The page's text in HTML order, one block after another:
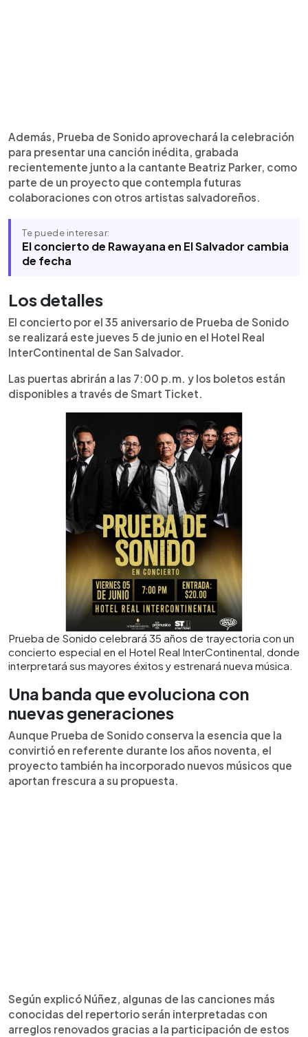
Además, Prueba de Sonido aprovechará la celebración
para presentar una canción inédita, grabada
recientemente junto a la cantante Beatriz Parker, como
parte de un proyecto que contempla futuras
colaboraciones con otros artistas salvadoreños.
Te puede interesar:
El concierto de Rawayana en El Salvador cambia
de fecha
Los detalles
El concierto por el 35 aniversario de Prueba de Sonido
se realizará este jueves 5 de junio en el Hotel Real
InterContinental de San Salvador.
Las puertas abrirán a las 7:00 p.m. y los boletos están
disponibles a través de Smart Ticket.
Prueba de Sonido celebrará 35 años de trayectoria con un
concierto especial en el Hotel Real InterContinental, donde
interpretará sus mayores éxitos y estrenará nueva música.
Una banda que evoluciona con
nuevas generaciones
Aunque Prueba de Sonido conserva la esencia que la
convirtió en referente durante los años noventa, el
proyecto también ha incorporado nuevos músicos que
aportan frescura a su propuesta.
Según explicó Núñez, algunas de las canciones más
conocidas del repertorio serán interpretadas con
arreglos renovados gracias a la participación de estos